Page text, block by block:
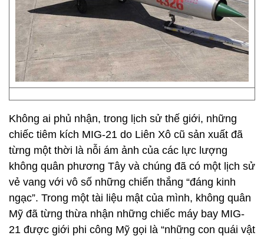
Không ai phủ nhận, trong lịch sử thế giới, những
chiếc tiêm kích MIG-21 do Liên Xô cũ sản xuất đã
từng một thời là nỗi ám ảnh của các lực lượng
không quân phương Tây và chúng đã có một lịch sử
vẻ vang với vô số những chiến thắng “đáng kinh
ngạc”. Trong một tài liệu mật của mình, không quân
Mỹ đã từng thừa nhận những chiếc máy bay MIG-
21 được giới phi công Mỹ gọi là “những con quái vật